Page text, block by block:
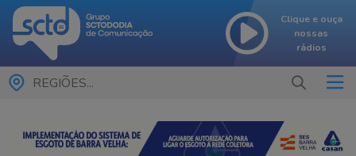
Clique e ouça
nossas
rádios
REGIÕES...